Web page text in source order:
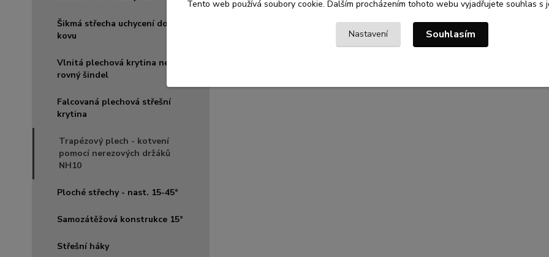
Šikmá střecha uchycení do
kovu
Vlnitá plechová krytina nebo
rovný šindel
Falcovaná plechová střešní
krytina
Trapézový plech - kotvení
pomocí nerezových držáků
NH10
Ploché střechy - nast. 15-45°
Samozátěžová konstrukce 15°
Střešní háky
Tento web používá soubory cookie. Dalším procházením tohoto webu vyjadřujete souhlas s
Nastavení Souhlasím